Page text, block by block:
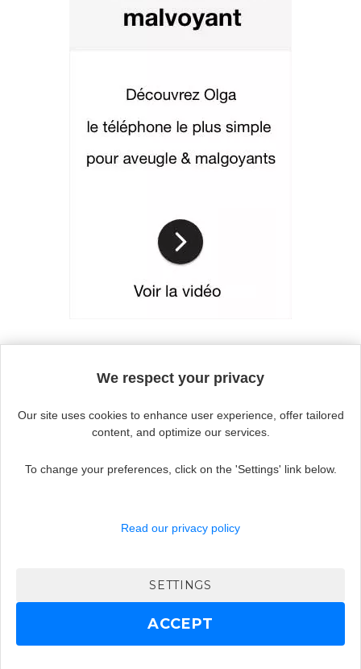
Actualité
Où trouver des aides ?
We respect your privacy
Our site uses cookies to enhance user experience, offer tailored
content, and optimize our services.
To change your preferences, click on the 'Settings' link below.
Read our privacy policy
SETTINGS
ACCEPT